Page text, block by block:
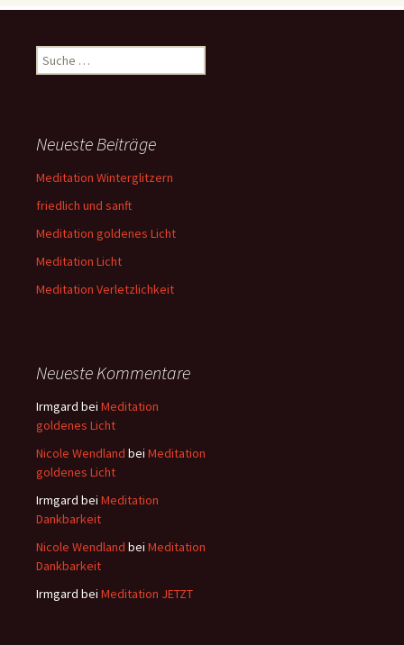
Suche
nach:
Neueste Beiträge
Meditation Winterglitzern
friedlich und sanft
Meditation goldenes Licht
Meditation Licht
Meditation Verletzlichkeit
Neueste Kommentare
Irmgard bei Meditation
goldenes Licht
Nicole Wendland bei Meditation
goldenes Licht
Irmgard bei Meditation
Dankbarkeit
Nicole Wendland bei Meditation
Dankbarkeit
Irmgard bei Meditation JETZT